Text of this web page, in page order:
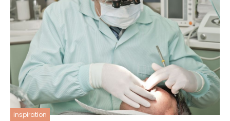
inspiration